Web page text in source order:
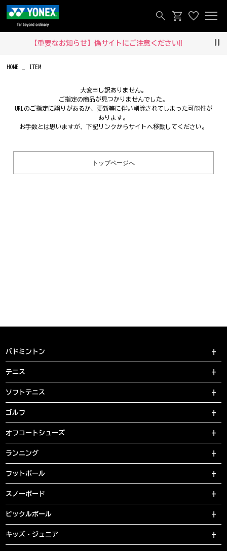
【重要なお知らせ】偽サイトにご注意ください‼
HOME ITEM
大変申し訳ありません。
ご指定の商品が見つかりませんでした。
URLのご指定に誤りがあるか、更新等に伴い削除されてしまった可能性が
あります。
お手数とは思いますが、下記リンクからサイトへ移動してください。
トップページへ
バドミントン
テニス
ソフトテニス
ゴルフ
オフコートシューズ
ランニング
フットボール
スノーボード
ピックルボール
キッズ・ジュニア